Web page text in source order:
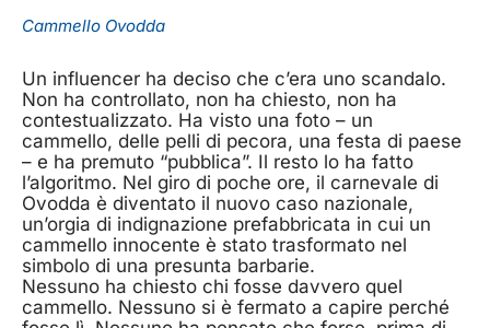
Cammello Ovodda
Un influencer ha deciso che c’era uno scandalo.
Non ha controllato, non ha chiesto, non ha
contestualizzato. Ha visto una foto – un
cammello, delle pelli di pecora, una festa di paese
– e ha premuto “pubblica”. Il resto lo ha fatto
l’algoritmo. Nel giro di poche ore, il carnevale di
Ovodda è diventato il nuovo caso nazionale,
un’orgia di indignazione prefabbricata in cui un
cammello innocente è stato trasformato nel
simbolo di una presunta barbarie.
Nessuno ha chiesto chi fosse davvero quel
cammello. Nessuno si è fermato a capire perché